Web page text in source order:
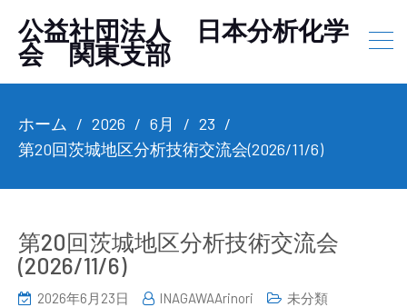
公益社団法人 日本分析化学
会 関東支部
ホーム 2026 6月
23
第20回茨城地区分析技術交流会(2026/11/6)
第20回茨城地区分析技術交流会
(2026/11/6)
2026年6月23日 INAGAWAArinori 未分類